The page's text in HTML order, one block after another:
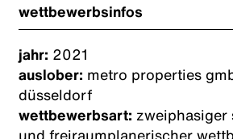
wettbewerbsinfos
jahr: 2021
auslober: metro properties
düsseldorf
wettbewerbsart: zweiphasiger